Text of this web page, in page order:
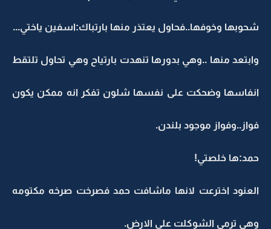
شحوبها وخوفها..فحاول يعتذر منها بارتباك:اسفين ياختي...
وابتعد منها ..وهي بدورها تنهدت بارتياح وهي تحاول تلتقط
انفاسها وضحكت على نفسها شلون تفكر انه ممكن يكون
فواز..وفواز موجود بلندن.
حمد:ها خلصتي!
العنود اخترعت لانها ماشافت حمد فصرخت صرخه مكتومه
وهي ترمي الشوكلت على الارض.